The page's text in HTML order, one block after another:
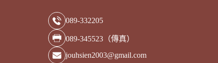
089-332205
089-345523（傳真）
jouhsien2003@gmail.com